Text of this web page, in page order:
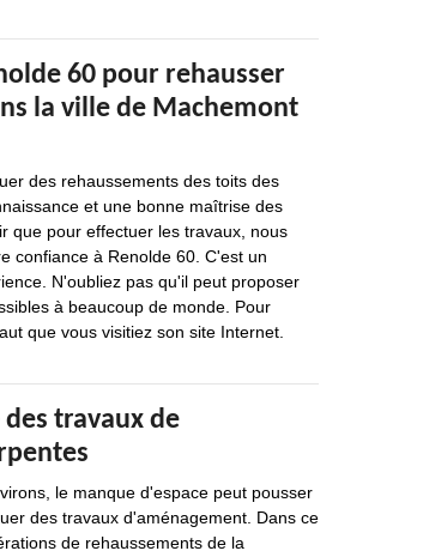
60 pour rehausser
la ville de Machemont
des rehaussements des toits des
et une bonne maîtrise des
que pour effectuer les travaux, nous
confiance à Renolde 60. C'est un
N'oubliez pas qu'il peut proposer
à beaucoup de monde. Pour
que vous visitiez son site Internet.
travaux de
le manque d'espace peut pousser
des travaux d'aménagement. Dans ce
de rehaussements de la